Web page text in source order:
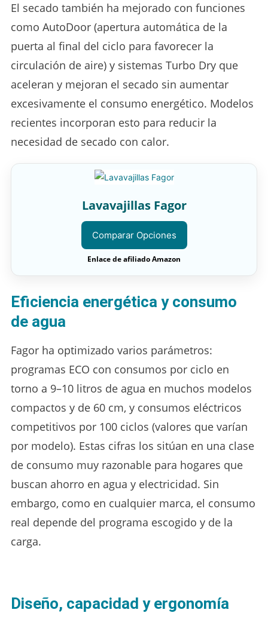
El secado también ha mejorado con funciones
como AutoDoor (apertura automática de la
puerta al final del ciclo para favorecer la
circulación de aire) y sistemas Turbo Dry que
aceleran y mejoran el secado sin aumentar
excesivamente el consumo energético. Modelos
recientes incorporan esto para reducir la
necesidad de secado con calor.
Lavavajillas Fagor
Comparar Opciones
Enlace de afiliado Amazon
Eficiencia energética y consumo
de agua
Fagor ha optimizado varios parámetros:
programas ECO con consumos por ciclo en
torno a 9–10 litros de agua en muchos modelos
compactos y de 60 cm, y consumos eléctricos
competitivos por 100 ciclos (valores que varían
por modelo). Estas cifras los sitúan en una clase
de consumo muy razonable para hogares que
buscan ahorro en agua y electricidad. Sin
embargo, como en cualquier marca, el consumo
real depende del programa escogido y de la
carga.
Diseño, capacidad y ergonomía